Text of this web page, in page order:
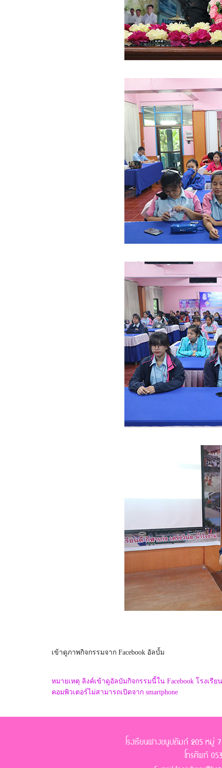
เข้าดูภาพกิจกรรมจาก Facebook อัลบั้ม
หมายเหตุ ลิงค์เข้าดูอัลบัมกิจกรรมนี้ใน Facebook โรงเ
คอมพิวเตอร์ไม่สามารถเปิดจาก smartphone
โรงเรียนฝางชนูปถัมภ์ 205 หมู่
โทรศัพท์